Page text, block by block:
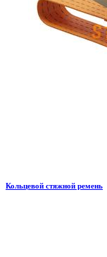
Кольцевой стяжной ремень